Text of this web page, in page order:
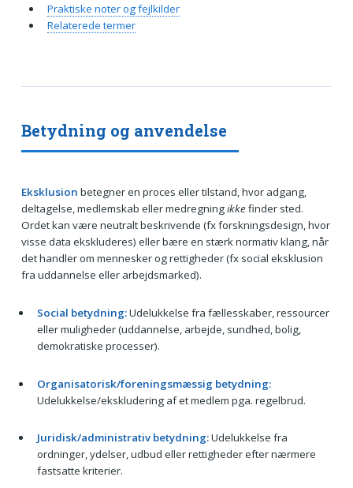
Betydning og anvendelse
Eksklusion betegner en proces eller tilstand, hvor adgang,
deltagelse, medlemskab eller medregningikkefinder sted.
Ordet kan være neutralt beskrivende (fx forskningsdesign, hvor
visse data ekskluderes) eller bære en stærk normativ klang, når
det handler om mennesker og rettigheder (fx social eksklusion
fra uddannelse eller arbejdsmarked).
Social betydning:Udelukkelse fra fællesskaber, ressourcer
eller muligheder (uddannelse, arbejde, sundhed, bolig,
demokratiske processer).
Organisatorisk/foreningsmæssig betydning:
Udelukkelse/ekskludering af et medlem pga. regelbrud.
Juridisk/administrativ betydning:Udelukkelse fra
ordninger, ydelser, udbud eller rettigheder efter nærmere
fastsatte kriterier.
Praktiske noter og fejlkilder
Relaterede termer